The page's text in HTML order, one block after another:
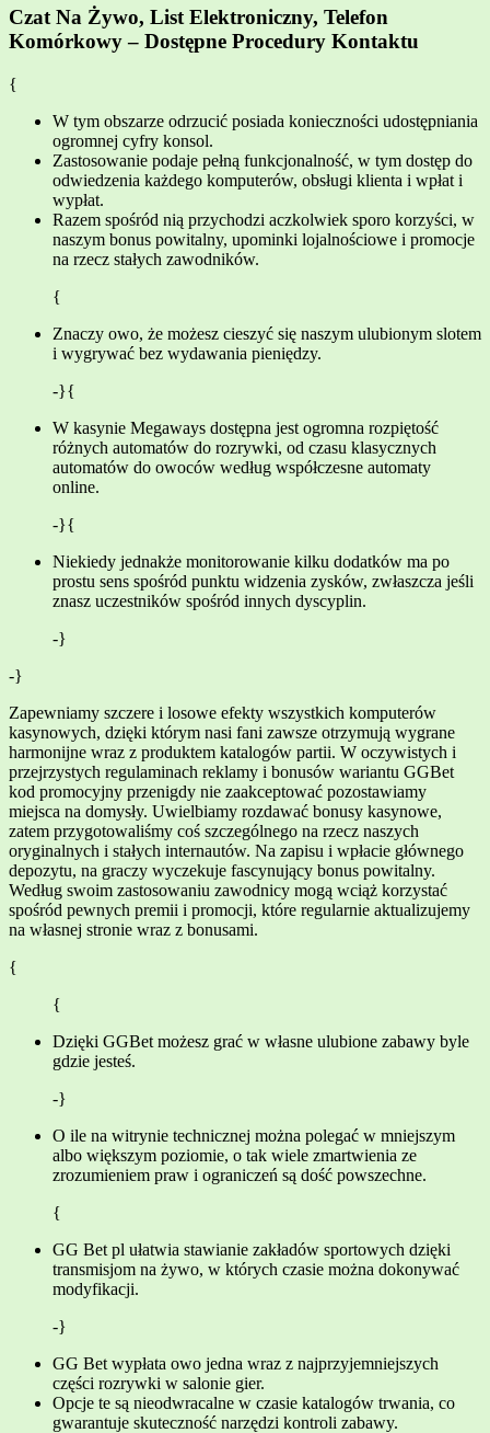
Czat Na Żywo, List Elektroniczny, Telefon
Komórkowy – Dostępne Procedury Kontaktu
{
W tym obszarze odrzucić posiada konieczności udostępniania
ogromnej cyfry konsol.
Zastosowanie podaje pełną funkcjonalność, w tym dostęp do
odwiedzenia każdego komputerów, obsługi klienta i wpłat i
wypłat.
Razem spośród nią przychodzi aczkolwiek sporo korzyści, w
naszym bonus powitalny, upominki lojalnościowe i promocje
na rzecz stałych zawodników.
{
Znaczy owo, że możesz cieszyć się naszym ulubionym slotem
i wygrywać bez wydawania pieniędzy.
-}{
W kasynie Megaways dostępna jest ogromna rozpiętość
różnych automatów do rozrywki, od czasu klasycznych
automatów do owoców według współczesne automaty
online.
-}{
Niekiedy jednakże monitorowanie kilku dodatków ma po
prostu sens spośród punktu widzenia zysków, zwłaszcza jeśli
znasz uczestników spośród innych dyscyplin.
-}
-}
Zapewniamy szczere i losowe efekty wszystkich komputerów
kasynowych, dzięki którym nasi fani zawsze otrzymują wygrane
harmonijne wraz z produktem katalogów partii. W oczywistych i
przejrzystych regulaminach reklamy i bonusów wariantu GGBet
kod promocyjny przenigdy nie zaakceptować pozostawiamy
miejsca na domysły. Uwielbiamy rozdawać bonusy kasynowe,
zatem przygotowaliśmy coś szczególnego na rzecz naszych
oryginalnych i stałych internautów. Na zapisu i wpłacie głównego
depozytu, na graczy wyczekuje fascynujący bonus powitalny.
Według swoim zastosowaniu zawodnicy mogą wciąż korzystać
spośród pewnych premii i promocji, które regularnie aktualizujemy
na własnej stronie wraz z bonusami.
{
{
Dzięki GGBet możesz grać w własne ulubione zabawy byle
gdzie jesteś.
-}
O ile na witrynie technicznej można polegać w mniejszym
albo większym poziomie, o tak wiele zmartwienia ze
zrozumieniem praw i ograniczeń są dość powszechne.
{
GG Bet pl ułatwia stawianie zakładów sportowych dzięki
transmisjom na żywo, w których czasie można dokonywać
modyfikacji.
-}
GG Bet wypłata owo jedna wraz z najprzyjemniejszych
części rozrywki w salonie gier.
Opcje te są nieodwracalne w czasie katalogów trwania, co
gwarantuje skuteczność narzędzi kontroli zabawy.